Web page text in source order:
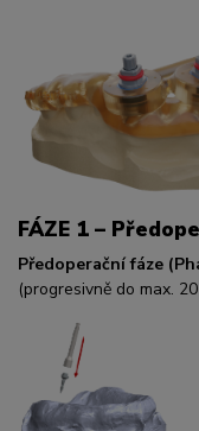
FÁZE 1 –
Předoperační fáze
(progresivně do max. 20